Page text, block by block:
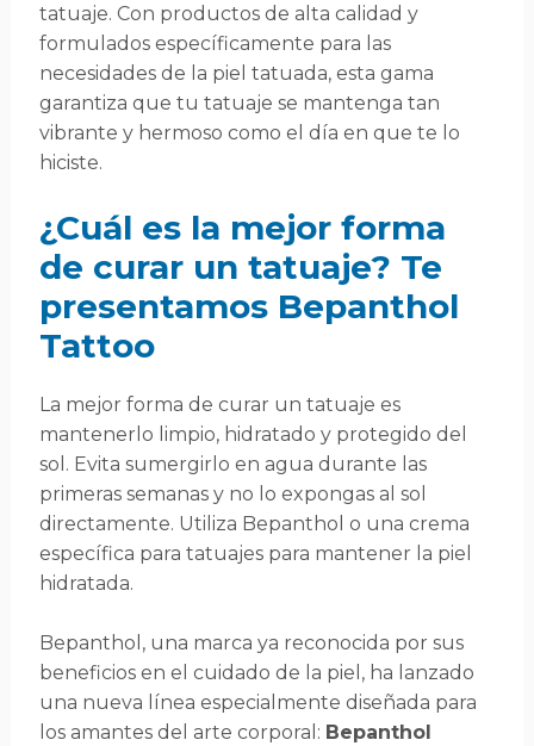
tatuaje. Con productos de alta calidad y
formulados específicamente para las
necesidades de la piel tatuada, esta gama
garantiza que tu tatuaje se mantenga tan
vibrante y hermoso como el día en que te lo
hiciste.
¿Cuál es la mejor forma
de curar un tatuaje? Te
presentamos Bepanthol
Tattoo
La mejor forma de curar un tatuaje es
mantenerlo limpio, hidratado y protegido del
sol. Evita sumergirlo en agua durante las
primeras semanas y no lo expongas al sol
directamente. Utiliza Bepanthol o una crema
específica para tatuajes para mantener la piel
hidratada.
Bepanthol, una marca ya reconocida por sus
beneficios en el cuidado de la piel, ha lanzado
una nueva línea especialmente diseñada para
los amantes del arte corporal: Bepanthol